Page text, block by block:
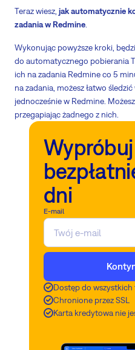
Teraz wiesz, jak automatycznie
zadania w Redmine
Wykonując powyższe kroki,
do automatycznego pobierania
ich na zadania Redmine co 5
na zadania, możesz łatwo
jednocześnie w Redmine.
przegapiając żadnego z nich.
dni
E-mail
Dostęp do
Chronione przez SSL
Karta kredytowa nie